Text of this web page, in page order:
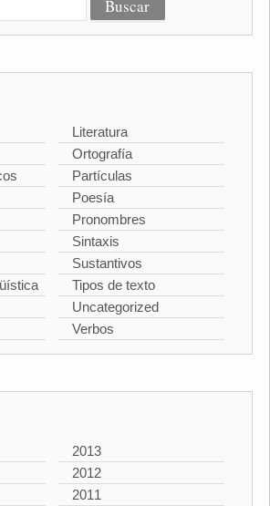
Literatura
Ortografía
Partículas
Poesía
Pronombres
Sintaxis
Sustantivos
Tipos de texto
Uncategorized
Verbos
2013
2012
2011